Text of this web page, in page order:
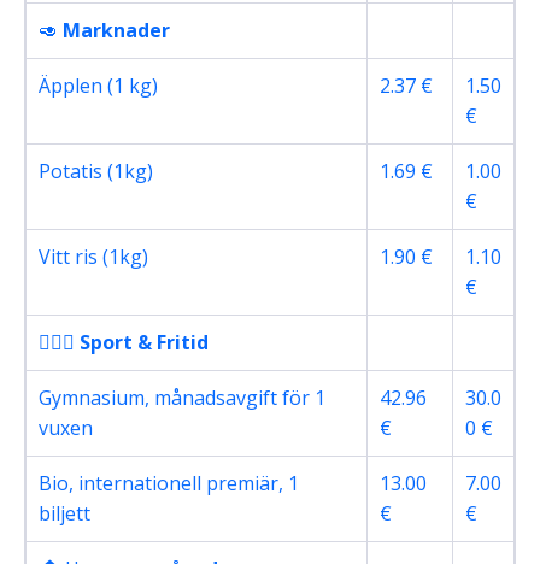
🥑 Marknader
Äpplen (1 kg) 2.37 €
1.50
€
Potatis (1kg) 1.69 €
1.00
€
Vitt ris (1kg) 1.90 €
1.10
€
🏋🏽‍♀️ Sport & Fritid
Gymnasium, månadsavgift för 1
vuxen
42.96
€
30.0
0 €
Bio, internationell premiär, 1
biljett
13.00
€
7.00
€